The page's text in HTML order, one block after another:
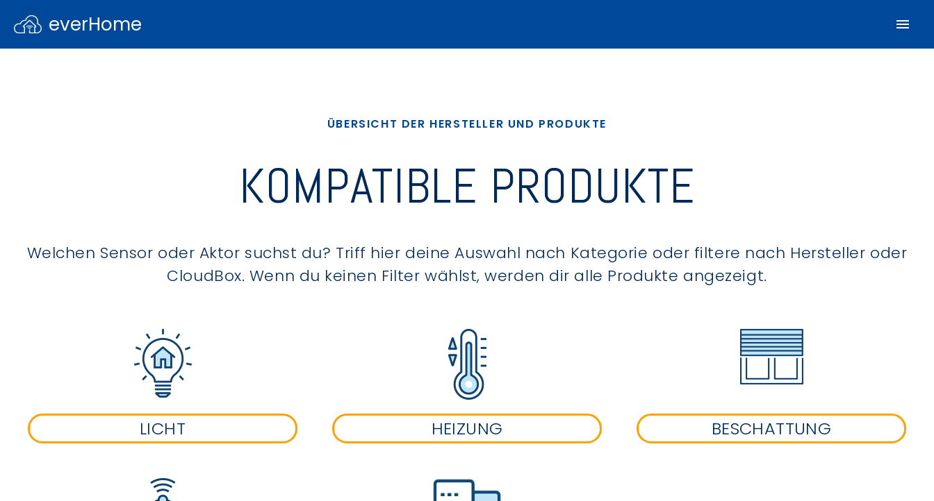
everHome
ÜBERSICHT DER HERSTELLER UND PRODUKTE
KOMPATIBLE PRODUKTE
Welchen Sensor oder Aktor suchst du? Triff hier deine Auswahl nach Kategorie oder filtere nach Hersteller oder
CloudBox. Wenn du keinen Filter wählst, werden dir alle Produkte angezeigt.
LICHT HEIZUNG BESCHATTUNG